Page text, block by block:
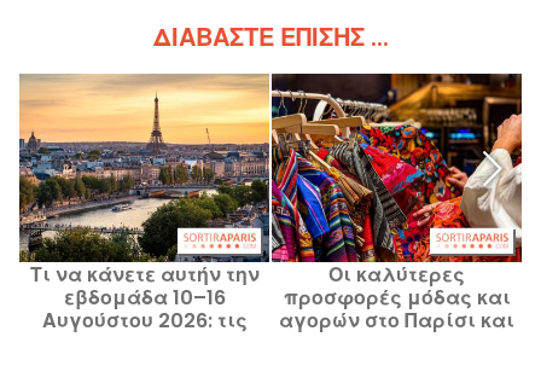
ΔΙΑΒΆΣΤΕ ΕΠΊΣΗΣ ...
Τι να κάνετε αυτήν την
εβδομάδα 10–16
Αυγούστου 2026: τις
Οι καλύτερες
προσφορές μόδας και
αγορών στο Παρίσι και